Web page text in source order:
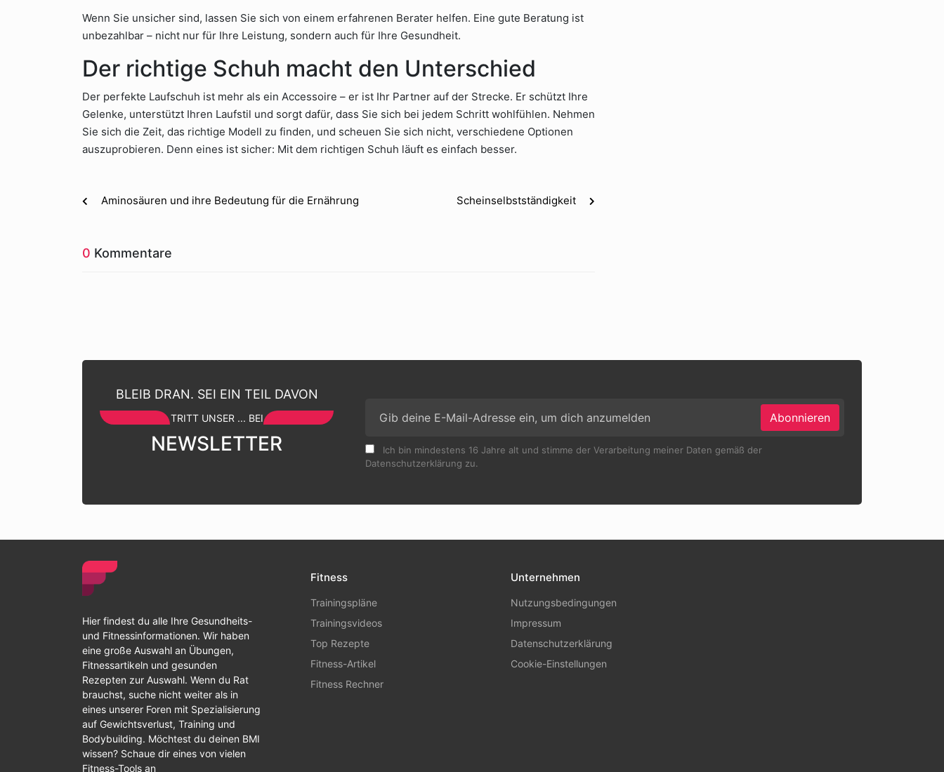
Wenn Sie unsicher sind, lassen Sie sich von einem erfahrenen Berater helfen. Eine gute Beratung ist
unbezahlbar – nicht nur für Ihre Leistung, sondern auch für Ihre Gesundheit.
Der richtige Schuh macht den Unterschied
Der perfekte Laufschuh ist mehr als ein Accessoire – er ist Ihr Partner auf der Strecke. Er schützt Ihre
Gelenke, unterstützt Ihren Laufstil und sorgt dafür, dass Sie sich bei jedem Schritt wohlfühlen. Nehmen
Sie sich die Zeit, das richtige Modell zu finden, und scheuen Sie sich nicht, verschiedene Optionen
auszuprobieren. Denn eines ist sicher: Mit dem richtigen Schuh läuft es einfach besser.
Aminosäuren und ihre Bedeutung für die Ernährung Scheinselbstständigkeit
0 Kommentare
BLEIB DRAN. SEI EIN TEIL DAVON
TRITT UNSER ... BEI
NEWSLETTER
Abonnieren
Ich bin mindestens 16 Jahre alt und stimme der Verarbeitung meiner Daten gemäß der
Datenschutzerklärung zu.
Hier findest du alle Ihre Gesundheits-
und Fitnessinformationen. Wir haben
eine große Auswahl an Übungen,
Fitnessartikeln und gesunden
Rezepten zur Auswahl. Wenn du Rat
brauchst, suche nicht weiter als in
eines unserer Foren mit Spezialisierung
auf Gewichtsverlust, Training und
Bodybuilding. Möchtest du deinen BMI
wissen? Schaue dir eines von vielen
Fitness-Tools an
Fitness
Trainingspläne
Trainingsvideos
Top Rezepte
Fitness-Artikel
Fitness Rechner
Unternehmen
Nutzungsbedingungen
Impressum
Datenschutzerklärung
Cookie-Einstellungen